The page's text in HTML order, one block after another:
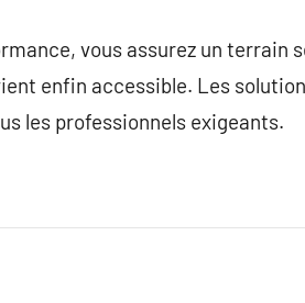
vous assurez un terrain
enfin accessible. Les
les professionnels exigeants.